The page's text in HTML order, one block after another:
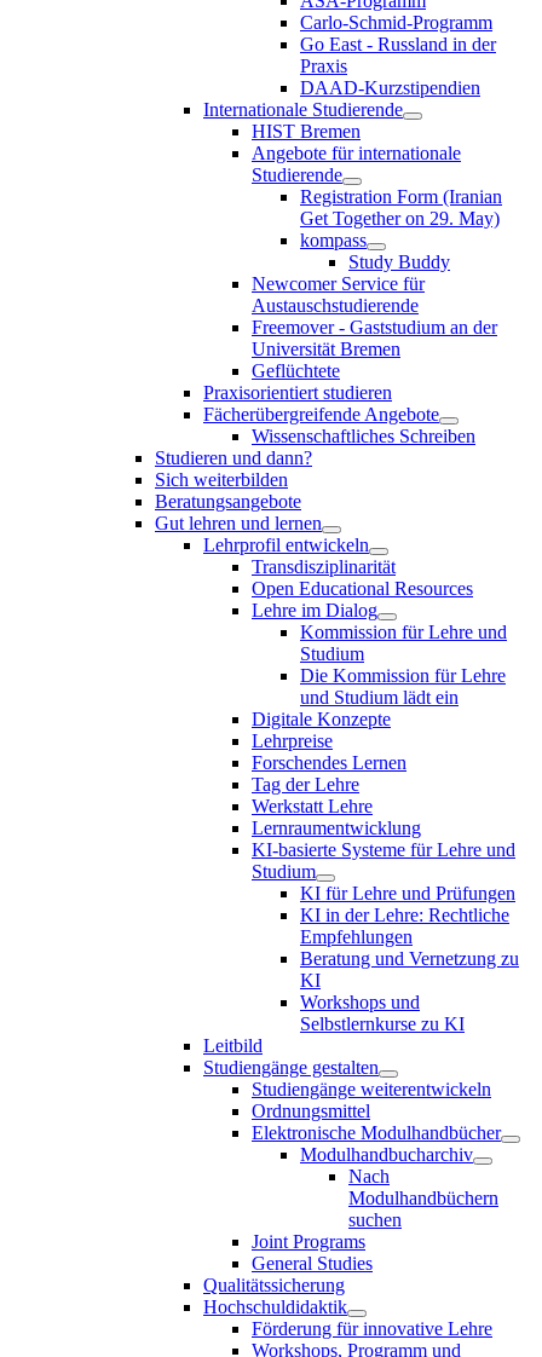
Carlo-Schmid-Programm
Go East - Russland in der
Praxis
DAAD-Kurzstipendien
Internationale Studierende
HIST Bremen
Angebote für internationale
Studierende
Registration Form (Iranian
Get Together on 29. May)
kompass
Study Buddy
Newcomer Service für
Austauschstudierende
Freemover - Gaststudium an der
Universität Bremen
Geflüchtete
Praxisorientiert studieren
Fächerübergreifende Angebote
Wissenschaftliches Schreiben
Studieren und dann?
Sich weiterbilden
Beratungsangebote
Gut lehren und lernen
Lehrprofil entwickeln
Transdisziplinarität
Open Educational Resources
Lehre im Dialog
Kommission für Lehre und
Studium
Die Kommission für Lehre
und Studium lädt ein
Digitale Konzepte
Lehrpreise
Forschendes Lernen
Tag der Lehre
Werkstatt Lehre
Lernraumentwicklung
KI-basierte Systeme für Lehre und
Studium
KI für Lehre und Prüfungen
KI in der Lehre: Rechtliche
Empfehlungen
Beratung und Vernetzung zu
KI
Workshops und
Selbstlernkurse zu KI
Leitbild
Studiengänge gestalten
Studiengänge weiterentwickeln
Ordnungsmittel
Elektronische Modulhandbücher
Modulhandbucharchiv
Nach
Modulhandbüchern
suchen
Joint Programs
General Studies
Qualitätssicherung
Hochschuldidaktik
Förderung für innovative Lehre
Workshops, Programm und